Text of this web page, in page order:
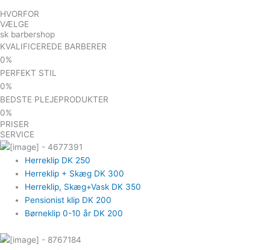
HVORFOR
VÆLGE
sk barbershop
KVALIFICEREDE BARBERER
0%
PERFEKT STIL
0%
BEDSTE PLEJEPRODUKTER
0%
PRISER
SERVICE
Herreklip DK 250
Herreklip + Skæg DK 300
Herreklip, Skæg+Vask DK 350
Pensionist klip DK 200
Børneklip 0-10 år DK 200